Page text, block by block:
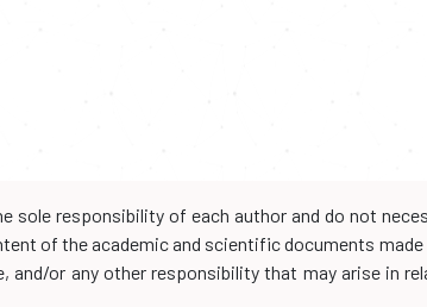
sole responsibility of each author and do not
of the academic and scientific documents made
or any other responsibility that may arise in